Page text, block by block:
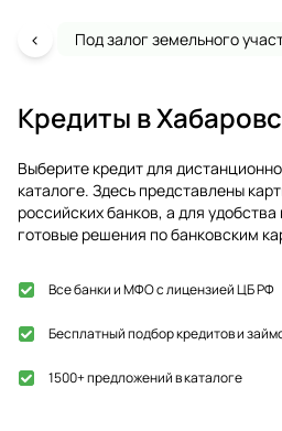
Под залог земельного
‹
Кредиты в
Выберите кредит для
каталоге. Здесь представлены
российских банков, а для
готовые решения по банковским
Все банки и МФО с лицензией ЦБ РФ
Бесплатный подбор кредитов и
1500+ предложений в каталоге